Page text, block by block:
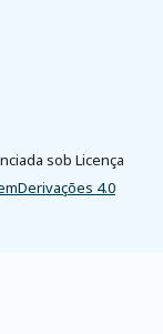
sob Licença
4.0